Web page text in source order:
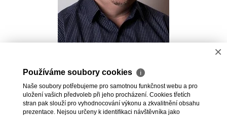
Pavel Kovalev
+420 723 491 625
pavel.kovalev@vdfreality.cz
×
Používáme soubory cookies ℹ
Naše soubory potřebujeme pro samotnou funkčnost webu a pro
uložení vašich předvoleb při jeho procházení. Cookies třetích
stran pak slouží pro vyhodnocování výkonu a zkvalitnění obsahu
prezentace. Nejsou určeny k identifikaci návštěvníka jako